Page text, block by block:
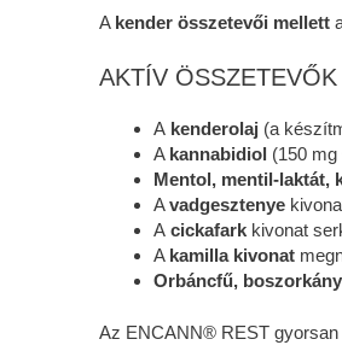
A kender összetevői mellett
AKTÍV ÖSSZETEVŐK
A kenderolaj (a
A kannabidiol (150
Mentol, mentil-laktát,
Avadgesztenye
A cickafark kivonat
A kamilla kivonat
Orbáncfű,
Az ENCANN® REST